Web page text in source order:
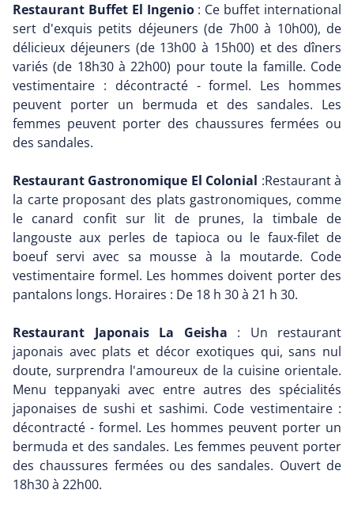
Restaurant Buffet El Ingenio: Ce buffet international
sert d'exquis petits déjeuners (de 7h00 à 10h00), de
délicieux déjeuners (de 13h00 à 15h00) et des dîners
variés (de 18h30 à 22h00) pour toute la famille. Code
vestimentaire : décontracté - formel. Les hommes
peuvent porter un bermuda et des sandales. Les
femmes peuvent porter des chaussures fermées ou
des sandales.
Restaurant Gastronomique El Colonial :Restaurant à
la carte proposant des plats gastronomiques, comme
le canard confit sur lit de prunes, la timbale de
langouste aux perles de tapioca ou le faux-filet de
boeuf servi avec sa mousse à la moutarde. Code
vestimentaire formel. Les hommes doivent porter des
pantalons longs. Horaires : De 18 h 30 à 21 h 30.
Restaurant Japonais La Geisha : Un restaurant
japonais avec plats et décor exotiques qui, sans nul
doute, surprendra l'amoureux de la cuisine orientale.
Menu teppanyaki avec entre autres des spécialités
japonaises de sushi et sashimi. Code vestimentaire :
décontracté - formel. Les hommes peuvent porter un
bermuda et des sandales. Les femmes peuvent porter
des chaussures fermées ou des sandales. Ouvert de
18h30 à 22h00.